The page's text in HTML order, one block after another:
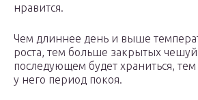
нравится.
Чем длиннее день и выше
роста, тем больше закрытых
последующем будет храниться,
у него период покоя.